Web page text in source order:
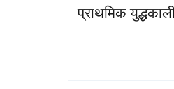
प्राथमिक